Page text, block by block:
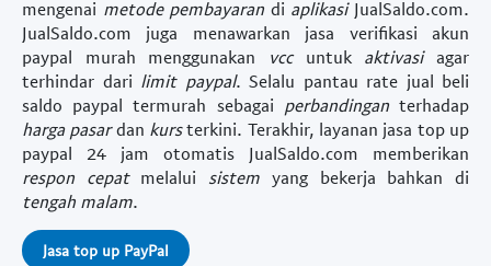
mengenai metode pembayaran di aplikasiJualSaldo.com.
JualSaldo.com juga menawarkan jasa verifikasi akun
paypal murah menggunakan vccuntuk aktivasiagar
terhindar dari limit paypal. Selalu pantau rate jual beli
saldo paypal termurah sebagai perbandinganterhadap
harga pasardan kursterkini. Terakhir, layanan jasa top up
paypal 24 jam otomatis JualSaldo.com memberikan
respon cepatmelalui sistem yang bekerja bahkan di
tengah malam.
Jasa top up PayPal